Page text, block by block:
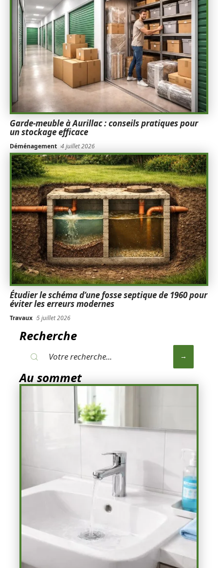
Garde-meuble à Aurillac : conseils pratiques pour
un stockage efficace
Déménagement 4 juillet 2026
Étudier le schéma d’une fosse septique de 1960 pour
éviter les erreurs modernes
Travaux 5 juillet 2026
Recherche
Au sommet